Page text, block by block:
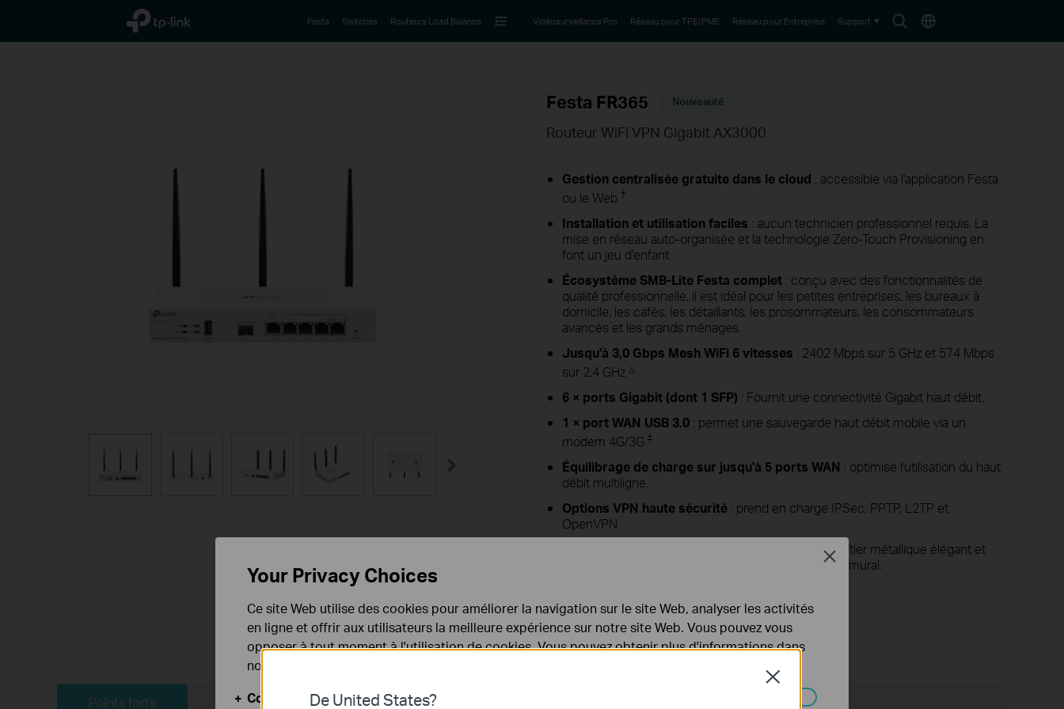
TP-Link, Reliably Smart
SearchChoisir
Festa Switches Routeurs Load Balance Vidéosurveillance Pro Réseau pour TPE/PME Réseau pour Entreprise Support
Festa FR365 Nouveauté
Routeur WiFi VPN Gigabit AX3000
Gestion centralisée gratuite dans le cloud : accessible via l'application Festa
ou le Web †
Installation et utilisation faciles : aucun technicien professionnel requis. La
mise en réseau auto-organisée et la technologie Zero-Touch Provisioning en
font un jeu d'enfant.
Écosystème SMB-Lite Festa complet : conçu avec des fonctionnalités de
qualité professionnelle, il est idéal pour les petites entreprises, les bureaux à
domicile, les cafés, les détaillants, les prosommateurs, les consommateurs
avancés et les grands ménages.
Jusqu'à 3,0 Gbps Mesh WiFi 6 vitesses : 2402 Mbps sur 5 GHz et 574 Mbps
sur 2,4 GHz △
6 × ports Gigabit (dont 1 SFP) : Fournit une connectivité Gigabit haut débit.
1 × port WAN USB 3.0 : permet une sauvegarde haut débit mobile via un
modem 4G/3G ‡ .
Équilibrage de charge sur jusqu'à 5 ports WAN : optimise l'utilisation du haut
débit multiligne.
Options VPN haute sécurité : prend en charge IPSec, PPTP, L2TP et
OpenVPN.
: dispose d'un boîtier métallique élégant et
d'un design adapté pour un montage sur bureau ou mural.
Points forts Dans la boite Fonctions intégrées Support
De United States?
Close
Your Privacy Choices
Ce site Web utilise des cookies pour améliorer la navigation sur le site Web, analyser les activités
en ligne et offrir aux utilisateurs la meilleure expérience sur notre site Web. Vous pouvez vous
opposer à tout moment à l'utilisation de cookies. Vous pouvez obtenir plus d'informations dans
notre
Cookies basiques
Close